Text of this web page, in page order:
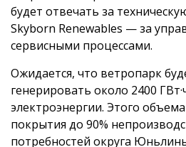
будет отвечать за
Skyborn Renewables — за
сервисными процессами.
Ожидается, что ветропарк
генерировать около 2400
электроэнергии. Этого
покрытия до 90%
потребностей округа